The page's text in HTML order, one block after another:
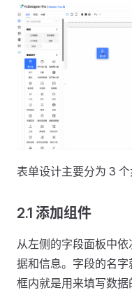
表单设计主要分为 3 个
2.1 添加组件
从左侧的字段面板中
据和信息。字段的名
框内就是用来填写数据